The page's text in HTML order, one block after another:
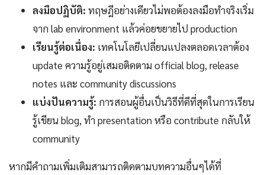
ลงมือปฏิบัติ: ทฤษฎีอย่างเดียวไม่พอต้องลงมือทำจริงเริ่ม
จาก lab environment แล้วค่อยขยายไป production
เรียนรู้ต่อเนื่อง: เทคโนโลยีเปลี่ยนแปลงตลอดเวลาต้อง
update ความรู้อยู่เสมอติดตาม official blog, release
notes และ community discussions
แบ่งปันความรู้: การสอนผู้อื่นเป็นวิธีที่ดีที่สุดในการเรียน
รู้เขียน blog, ทำ presentation หรือ contribute กลับให้
community
หากมีคำถามเพิ่มเติมสามารถติดตามบทความอื่นๆได้ที่